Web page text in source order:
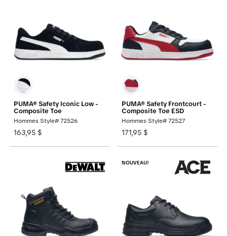
PUMA® Safety Iconic Low -
Composite Toe
Hommes Style# 72526
163,95 $
PUMA® Safety Frontcourt -
Composite Toe ESD
Hommes Style# 72527
171,95 $
NOUVEAU!